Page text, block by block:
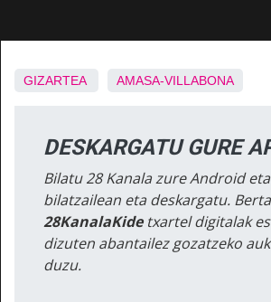
GIZARTEA AMASA-VILLABONA
DESKARGATU GURE
Bilatu 28 Kanala zure Android
bilatzailean eta deskargatu.
28KanalaKidetxartel digitalak
dizuten abantailez gozatzeko
duzu.